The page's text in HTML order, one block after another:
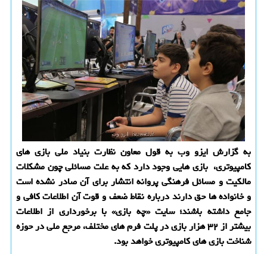
به گزارش ایزو وب به قول معاون نظارت بنیاد ملی بازی های
کامپیوتری، بازی هایی وجود دارد که به علت مسائلی چون مشکلات
مالکیت و مسائل فرهنگی پروانه انتشار برای آن صادر نشده است
و خانواده ها حق دارند درباره نقاط ضعف و قوت آن اطلاعات کافی و
جامع داشته باشند؛ سایت «چه بازی» با برخورداری از اطلاعات
بیشتر از ۳۲ هزار بازی در پلت فرم های مختلف، مرجع ملی در حوزه
شناخت بازی های کامپیوتری خواهد بود.